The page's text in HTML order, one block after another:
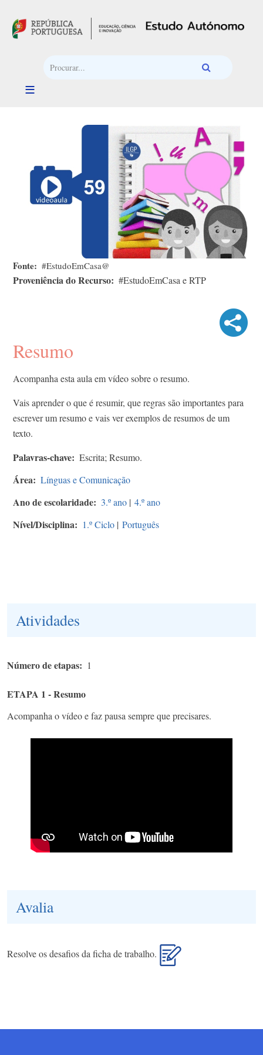
Fonte #EstudoEmCasa@
Proveniência do Recurso #EstudoEmCasa e RTP
Resumo
Acompanha esta aula em vídeo sobre o resumo.
Vais aprender o que é resumir, que regras são importantes para
escrever um resumo e vais ver exemplos de resumos de um
texto.
Palavras-chave Escrita; Resumo.
Área Línguas e Comunicação
Ano de escolaridade 3.º ano | 4.º ano
Nível/Disciplina 1.º Ciclo | Português
Atividades
Número de etapas 1
ETAPA 1 - Resumo
Acompanha o vídeo e faz pausa sempre que precisares.
Avalia
Resolve os desafios da ficha de trabalho.